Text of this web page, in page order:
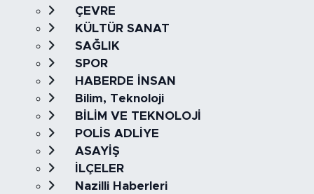
ÇEVRE
KÜLTÜR SANAT
SAĞLIK
SPOR
HABERDE İNSAN
Bilim, Teknoloji
BİLİM VE TEKNOLOJİ
POLİS ADLİYE
ASAYİŞ
İLÇELER
Nazilli Haberleri